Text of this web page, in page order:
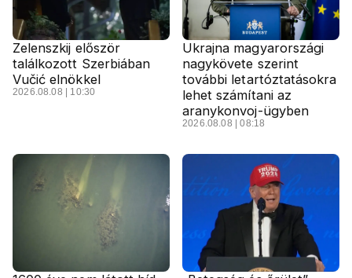
Zelenszkij először
találkozott Szerbiában
Vučić elnökkel
2026.08.08 | 10:30
Ukrajna magyarországi
nagykövete szerint
további letartóztatásokra
lehet számítani az
aranykonvoj-ügyben
2026.08.08 | 08:18